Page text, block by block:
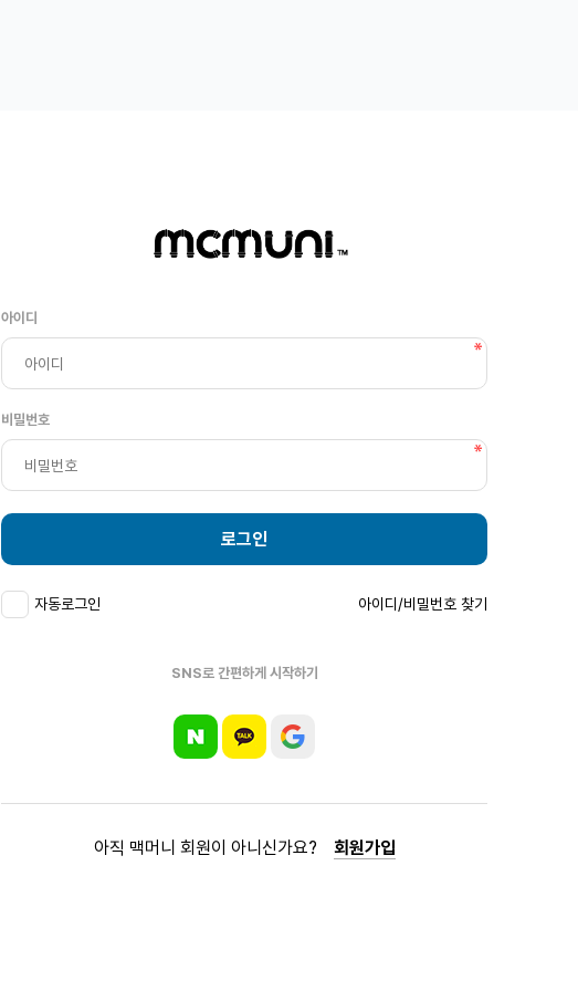
아이디
비밀번호
로그인
자동로그인 아이디/비밀번호 찾기
SNS로 간편하게 시작하기
아직 맥머니 회원이 아니신가요? 회원가입